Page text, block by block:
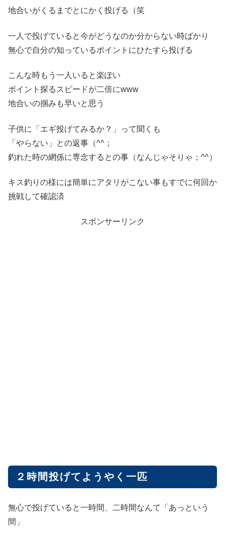
地合いがくるまでとにかく投げる（笑
一人で投げていると今がどうなのか分からない時ばかり
無心で自分の知っているポイントにひたすら投げる
こんな時もう一人いると楽ぽい
ポイント探るスピードが二倍にwww
地合いの掴みも早いと思う
子供に「エギ投げてみるか？」って聞くも
「やらない」との返事（^^；
釣れた時の網係に専念するとの事（なんじゃそりゃ；^^）
キス釣りの様には簡単にアタリがこない事もすでに何回か
挑戦して確認済
スポンサーリンク
２時間投げてようやく一匹
無心で投げていると一時間、二時間なんて「あっという
間」